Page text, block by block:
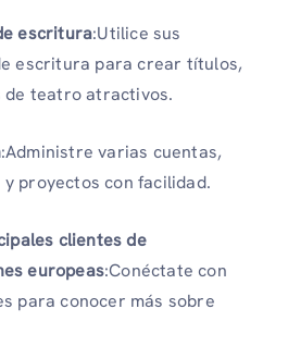
escritura:Utilice sus
escritura para crear títulos,
de teatro atractivos.
:Administre varias cuentas,
proyectos con facilidad.
clientes de
europeas:Conéctate con
para conocer más sobre